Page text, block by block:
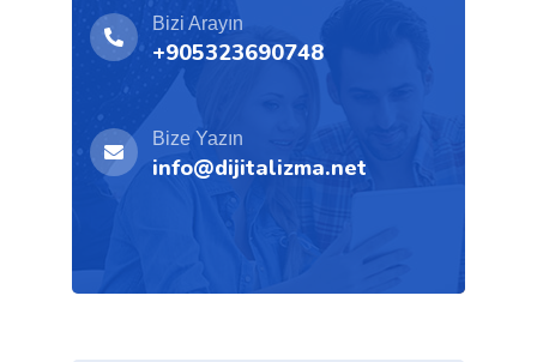
Bizi Arayın
+905323690748
Bize Yazın
info@dijitalizma.net